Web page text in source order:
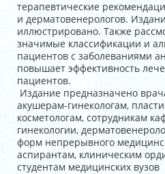
терапевтические
и дерматовенерологов.
иллюстрировано. Также
значимые классификации и
пациентов с заболеваниями
повышает эффективность
пациентов.
Издание предназначено
акушерам-гинекологам,
косметологам, сотрудникам
гинекологии,
форм непрерывного
аспирантам, клиническим
студентам медицинских вузов